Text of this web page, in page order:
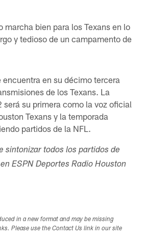
marcha bien para los Texans en lo
y tedioso de un campamento de
encuentra en su décimo tercera
de los Texans. La
su primera como la voz oficial
Texans y la temporada
partidos de la NFL.
sintonizar todos los partidos de
ESPN Deportes Radio Houston
in a new format and may be missing
Please use the Contact Us link in our site